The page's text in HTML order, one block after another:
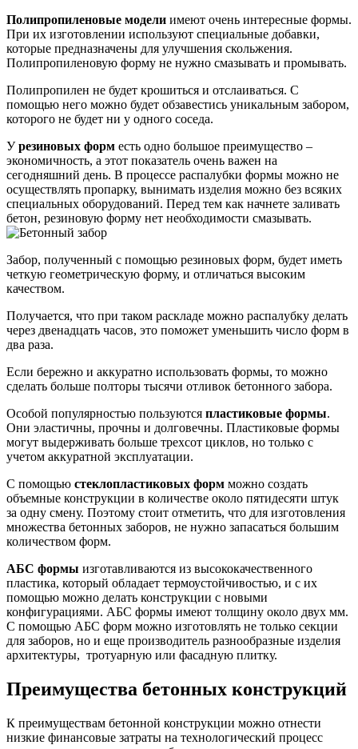
Полипропиленовые модели имеют очень интересные формы.
При их изготовлении используют специальные добавки,
которые предназначены для улучшения скольжения.
Полипропиленовую форму не нужно смазывать и промывать.
Полипропилен не будет крошиться и отслаиваться. С
помощью него можно будет обзавестись уникальным забором,
которого не будет ни у одного соседа.
Урезиновых форм есть одно большое преимущество –
экономичность, а этот показатель очень важен на
сегодняшний день. В процессе распалубки формы можно не
осуществлять пропарку, вынимать изделия можно без всяких
специальных оборудований. Перед тем как начнете заливать
бетон, резиновую форму нет необходимости смазывать.
Забор, полученный с помощью резиновых форм, будет иметь
четкую геометрическую форму, и отличаться высоким
качеством.
Получается, что при таком раскладе можно распалубку делать
через двенадцать часов, это поможет уменьшить число форм в
два раза.
Если бережно и аккуратно использовать формы, то можно
сделать больше полторы тысячи отливок бетонного забора.
Особой популярностью пользуются пластиковые формы.
Они эластичны, прочны и долговечны. Пластиковые формы
могут выдерживать больше трехсот циклов, но только с
учетом аккуратной эксплуатации.
С помощью стеклопластиковых форм можно создать
объемные конструкции в количестве около пятидесяти штук
за одну смену. Поэтому стоит отметить, что для изготовления
множества бетонных заборов, не нужно запасаться большим
количеством форм.
АБС формы изготавливаются из высококачественного
пластика, который обладает термоустойчивостью, и с их
помощью можно делать конструкции с новыми
конфигурациями. АБС формы имеют толщину около двух мм.
С помощью АБС форм можно изготовлять не только секции
для заборов, но и еще производитель разнообразные изделия
архитектуры, тротуарную или фасадную плитку.
Преимущества бетонных конструкций
К преимуществам бетонной конструкции можно отнести
низкие финансовые затраты на технологический процесс